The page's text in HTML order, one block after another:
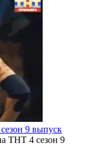
9 выпуск
ТНТ 4 сезон 9